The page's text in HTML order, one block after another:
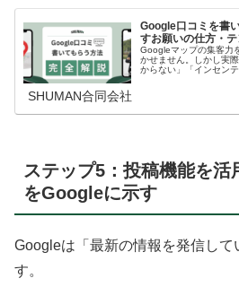
Google口コミを書
すお願いの仕方・
Googleマップの集客力
かせません。しかし実
からない」「インセン
SHUMAN合同会社
ステップ5：投稿機能を活
をGoogleに示す
Googleは「最新の情報を発信して
す。